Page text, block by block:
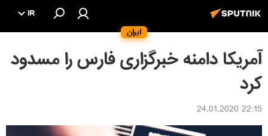
ایران
IR
آمریکا دامنه خبرگزاری فارس را مسدود
کرد
22:15 24.01.2020